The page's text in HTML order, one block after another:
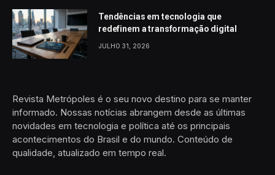
Tendências em tecnologia que
redefinem a transformação digital
JULHO 31, 2026
Revista Metrópoles é o seu novo destino para se manter
informado. Nossas notícias abrangem desde as últimas
novidades em tecnologia e política até os principais
acontecimentos do Brasil e do mundo. Conteúdo de
qualidade, atualizado em tempo real.